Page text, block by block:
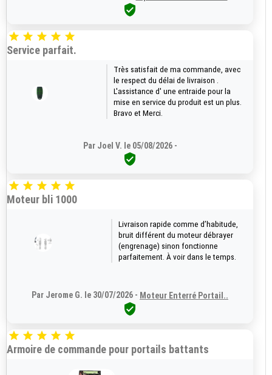

    
Service parfait.
Très satisfait de ma commande, avec
le respect du délai de livraison .
L'assistance d' une entraide pour la
mise en service du produit est un plus.
Bravo et Merci.
Par Joel V. le 05/08/2026 -

    
Moteur bli 1000
Livraison rapide comme d’habitude,
bruit différent du moteur débrayer
(engrenage) sinon fonctionne
parfaitement. À voir dans le temps.
Par Jerome G. le 30/07/2026 - Moteur Enterré Portail..

    
Armoire de commande pour portails battants